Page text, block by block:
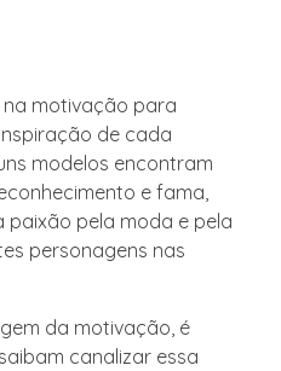
motivação para
de cada
modelos encontram
e fama,
pela moda e pela
personagens nas
da motivação, é
canalizar essa